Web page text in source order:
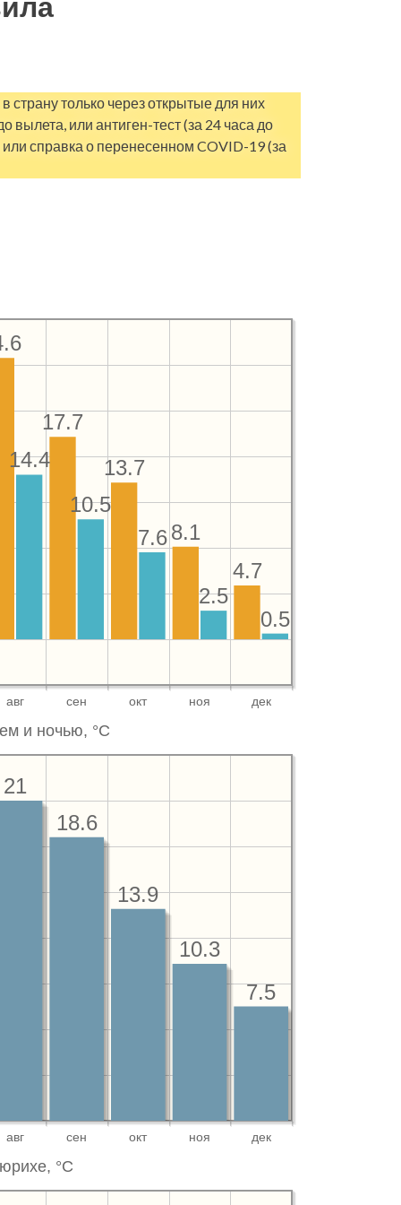
только через открытые для них
или антиген-тест (за 24 часа до
справка о перенесенном COVID-19 (за